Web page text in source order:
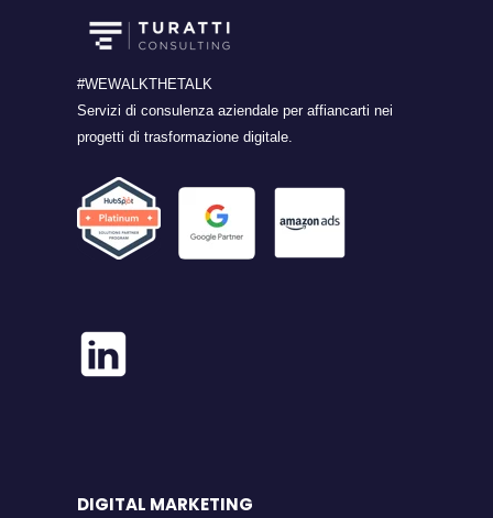
#WEWALKTHETALK
Servizi di consulenza aziendale per affiancarti nei
progetti di trasformazione digitale.
DIGITAL MARKETING